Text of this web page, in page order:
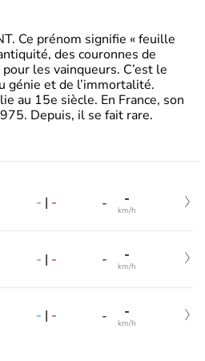
Ce prénom signifie « feuille
des couronnes de
les vainqueurs. C’est le
génie et de l’immortalité.
au 15e siècle. En France, son
Depuis, il se fait rare.
- | - - -
km/h
- | - - -
km/h
- | - - -
km/h